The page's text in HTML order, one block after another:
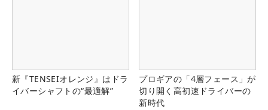
新『TENSEIオレンジ』はドラ
イバーシャフトの“最適解”
プロギアの「4層フェース」が
切り開く高初速ドライバーの
新時代